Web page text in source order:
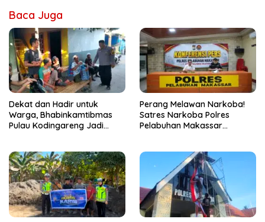
Baca Juga
Dekat dan Hadir untuk
Warga, Bhabinkamtibmas
Pulau Kodingareng Jadi
Perang Melawan Narkoba!
Satres Narkoba Polres
Pelabuhan Makassar